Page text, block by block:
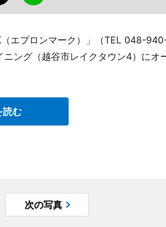
エプロンマーク）」（TEL 048-
ング（越谷市レイクタウン4）にオ
読む
次の写真